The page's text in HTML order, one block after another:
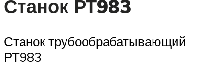
Станок РТ983
Станок трубообрабатывающий
РТ983